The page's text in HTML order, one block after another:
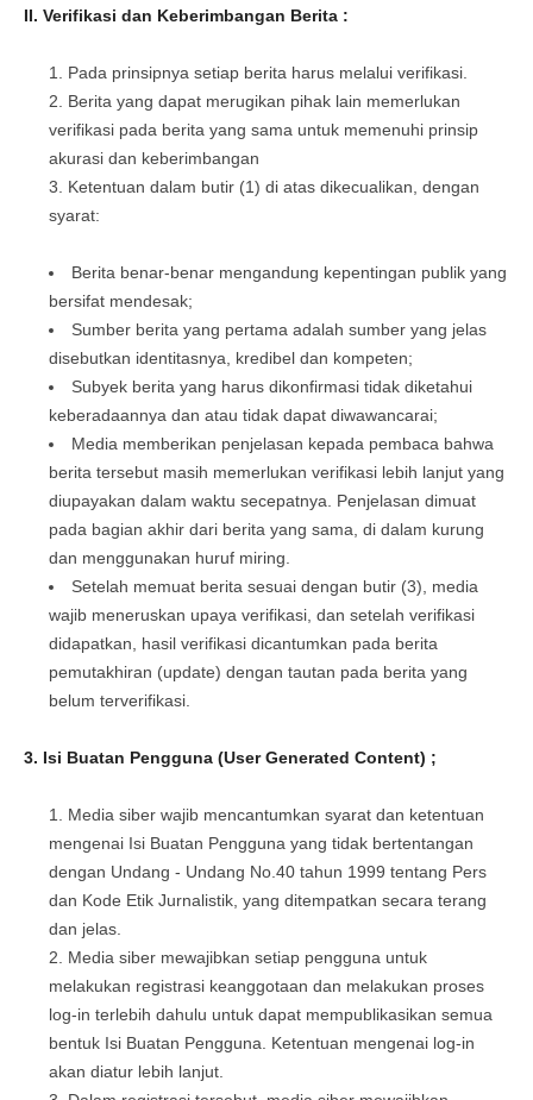
II. Verifikasi dan Keberimbangan Berita :
Pada prinsipnya setiap berita harus melalui verifikasi.
Berita yang dapat merugikan pihak lain memerlukan
verifikasi pada berita yang sama untuk memenuhi prinsip
akurasi dan keberimbangan
Ketentuan dalam butir (1) di atas dikecualikan, dengan
syarat:
Berita benar-benar mengandung kepentingan publik yang
bersifat mendesak;
Sumber berita yang pertama adalah sumber yang jelas
disebutkan identitasnya, kredibel dan kompeten;
Subyek berita yang harus dikonfirmasi tidak diketahui
keberadaannya dan atau tidak dapat diwawancarai;
Media memberikan penjelasan kepada pembaca bahwa
berita tersebut masih memerlukan verifikasi lebih lanjut yang
diupayakan dalam waktu secepatnya. Penjelasan dimuat
pada bagian akhir dari berita yang sama, di dalam kurung
dan menggunakan huruf miring.
Setelah memuat berita sesuai dengan butir (3), media
wajib meneruskan upaya verifikasi, dan setelah verifikasi
didapatkan, hasil verifikasi dicantumkan pada berita
pemutakhiran (update) dengan tautan pada berita yang
belum terverifikasi.
3. Isi Buatan Pengguna (User Generated Content) ;
Media siber wajib mencantumkan syarat dan ketentuan
mengenai Isi Buatan Pengguna yang tidak bertentangan
dengan Undang - Undang No.40 tahun 1999 tentang Pers
dan Kode Etik Jurnalistik, yang ditempatkan secara terang
dan jelas.
Media siber mewajibkan setiap pengguna untuk
melakukan registrasi keanggotaan dan melakukan proses
log-in terlebih dahulu untuk dapat mempublikasikan semua
bentuk Isi Buatan Pengguna. Ketentuan mengenai log-in
akan diatur lebih lanjut.